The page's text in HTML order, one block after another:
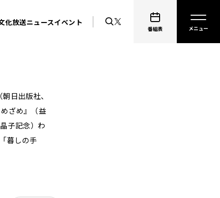
化放送ニュースイベント
番組表
日出版社、
ざめ』（益
子記念）わ
暮しの手